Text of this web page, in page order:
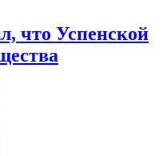
что Успенской